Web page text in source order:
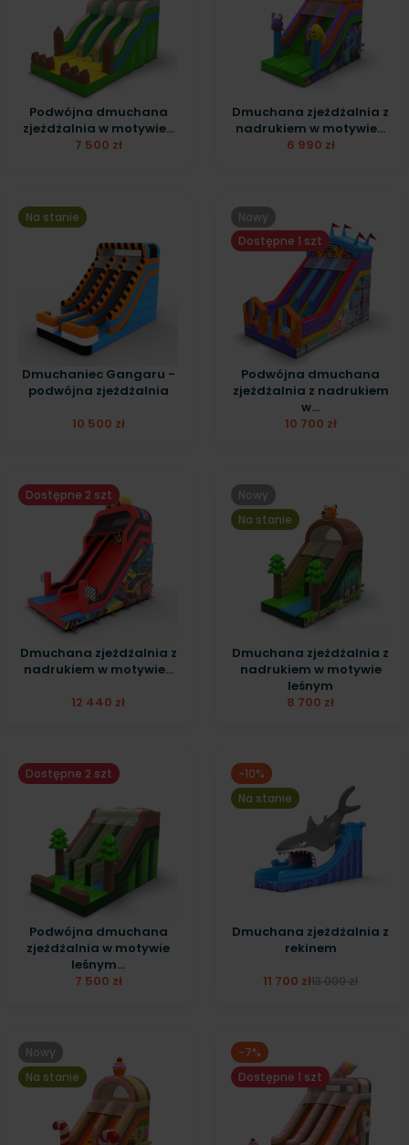
Podwójna dmuchana
zjeżdżalnia w motywie...
7 500 zł
Dmuchana zjeżdżalnia z
nadrukiem w motywie...
6 990 zł
Na stanie
Dmuchaniec Gangaru -
podwójna zjeżdżalnia
10 500 zł
Nowy
Dostępne 1 szt
Podwójna dmuchana
zjeżdżalnia z nadrukiem
w...
10 700 zł
Dostępne 2 szt
Dmuchana zjeżdżalnia z
nadrukiem w motywie...
12 440 zł
Nowy
Na stanie
Dmuchana zjeżdżalnia z
nadrukiem w motywie
leśnym
8 700 zł
Dostępne 2 szt
Podwójna dmuchana
zjeżdżalnia w motywie
leśnym...
7 500 zł
-10%
Na stanie
Dmuchana zjeżdżalnia z
rekinem
11 700 zł13 000 zł
Nowy
Na stanie
-7%
Dostępne 1 szt